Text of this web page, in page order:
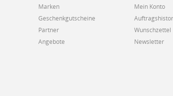
Marken
Geschenkgutscheine
Partner
Angebote
Mein Konto
Wunschzettel
Newsletter